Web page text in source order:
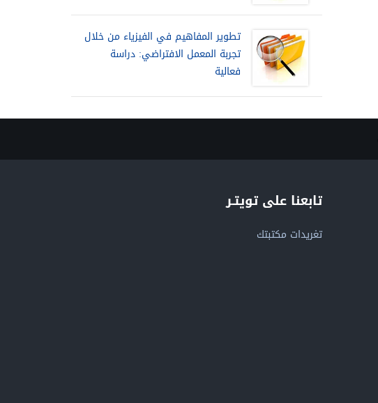
تطوير المفاهيم في الفيزياء من خلال
تجربة المعمل الافتراضي: دراسة
فعالية
تابعنا على تويتـر
تغريدات مكتبتك